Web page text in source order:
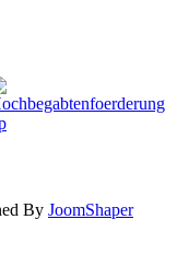
By JoomShaper